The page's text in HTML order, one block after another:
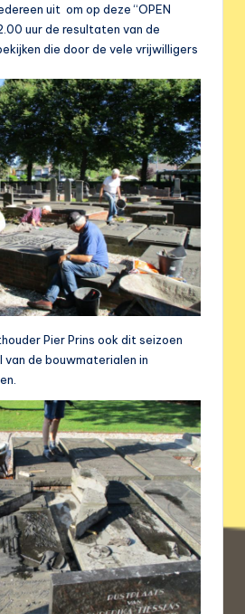
uit om op deze “OPEN
uur de resultaten van de
die door de vele vrijwilligers
Pier Prins ook dit seizoen
de bouwmaterialen in